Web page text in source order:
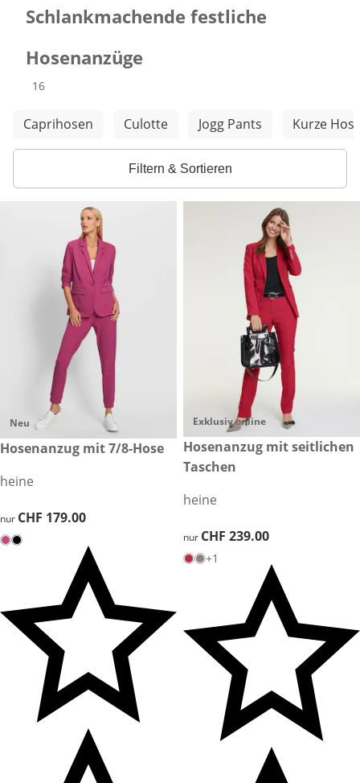
Schlankmachende festliche
Hosenanzüge
Produkte
16
Weitere Kategorien überspringen
Caprihosen Culotte Jogg Pants Kurze
Filtern & Sortieren
Neu
CHF 179.00
Hosenanzug mit 7/8-Hose
heine
CHF 179.00
nur CHF 179.00
Exklusiv online
CHF 239.00
Hosenanzug mit seitlichen
Taschen
heine
CHF 239.00
nur CHF 239.00
+1